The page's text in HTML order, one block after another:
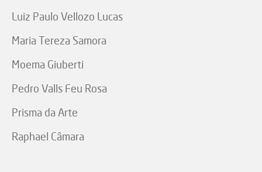
Luiz Paulo Vellozo Lucas
Maria Tereza Samora
Moema Giuberti
Pedro Valls Feu Rosa
Prisma da Arte
Raphael Câmara